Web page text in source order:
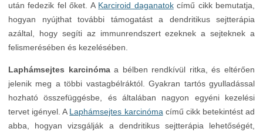
után fedezik fel őket. A Karciroid daganatokcímű cikk bemutatja,
hogyan nyújthat további támogatást a dendritikus sejtterápia
azáltal, hogy segíti az immunrendszert ezeknek a sejteknek a
felismerésében és kezelésében.
Laphámsejtes karcinómaa bélben rendkívül ritka, és eltérően
jelenik meg a többi vastagbélráktól. Gyakran tartós gyulladással
hozható összefüggésbe, és általában nagyon egyéni kezelési
tervet igényel. A Laphámsejtes karcinóma című cikk betekintést ad
abba, hogyan vizsgálják a dendritikus sejtterápia lehetőségét,